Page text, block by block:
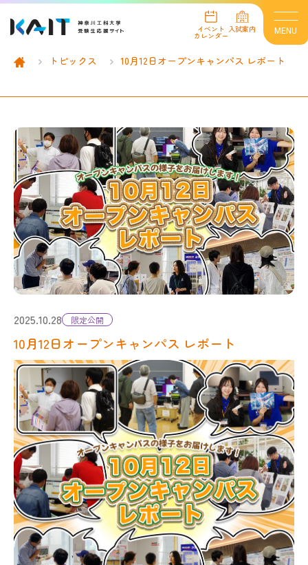
イベント
カレンダー
入試案内 MENU
オープンキャンパス
進学相談会
オンライン個別相談会
個別見学
インターネット出願
入試案内
入試FAQ／お問い合わせ
・総合型選抜
・学校推薦型選抜
・一般選抜
・外国人留学生試験
・大学院入試
・編入学試験
学部・学科
トピックス 10月12日オープンキャンパス レポート
2025.10.28 限定公開
10月12日オープンキャンパス レポート